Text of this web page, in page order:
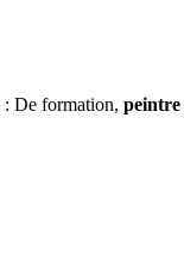
: De formation, peintre